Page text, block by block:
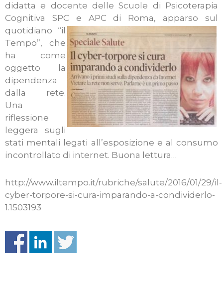
didatta e docente delle Scuole di Psicoterapia
Cognitiva SPC e APC di Roma, apparso sul
quotidiano “il
Tempo”, che
ha come
oggetto la
dipendenza
dalla rete.
Una
riflessione
leggera sugli
stati mentali legati all’esposizione e al consumo
incontrollato di internet. Buona lettura…
http://www.iltempo.it/rubriche/salute/2016/01/29/il-
cyber-torpore-si-cura-imparando-a-condividerlo-
1.1503193